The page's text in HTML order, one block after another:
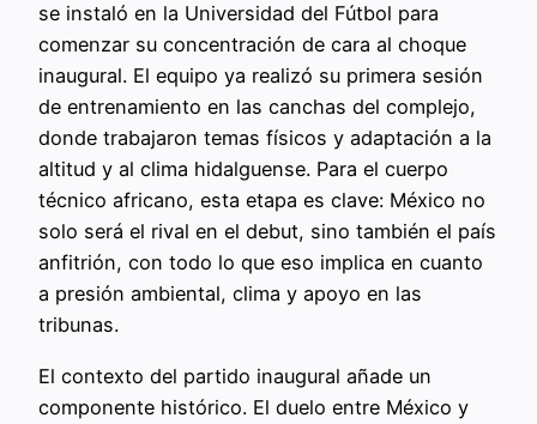
se instaló en la Universidad del Fútbol para
comenzar su concentración de cara al choque
inaugural. El equipo ya realizó su primera sesión
de entrenamiento en las canchas del complejo,
donde trabajaron temas físicos y adaptación a la
altitud y al clima hidalguense. Para el cuerpo
técnico africano, esta etapa es clave: México no
solo será el rival en el debut, sino también el país
anfitrión, con todo lo que eso implica en cuanto
a presión ambiental, clima y apoyo en las
tribunas.
El contexto del partido inaugural añade un
componente histórico. El duelo entre México y